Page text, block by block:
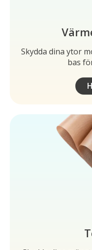
Skydda dina ytor
bas